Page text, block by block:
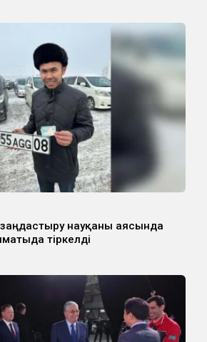
заңдастыру науқаны аясында
тіркелді